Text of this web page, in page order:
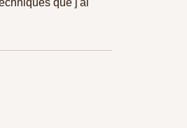
que j'ai